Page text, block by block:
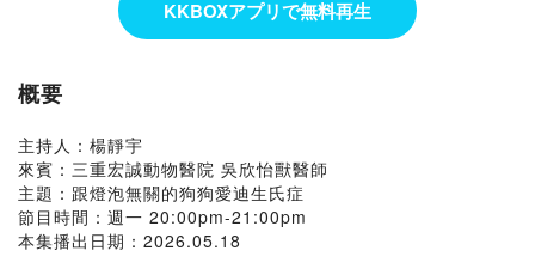
KKBOXアプリで無料再生
概要
主持人：楊靜宇
來賓：三重宏誠動物醫院 吳欣怡獸醫師
主題：跟燈泡無關的狗狗愛迪生氏症
節目時間：週一 20:00pm-21:00pm
本集播出日期：2026.05.18